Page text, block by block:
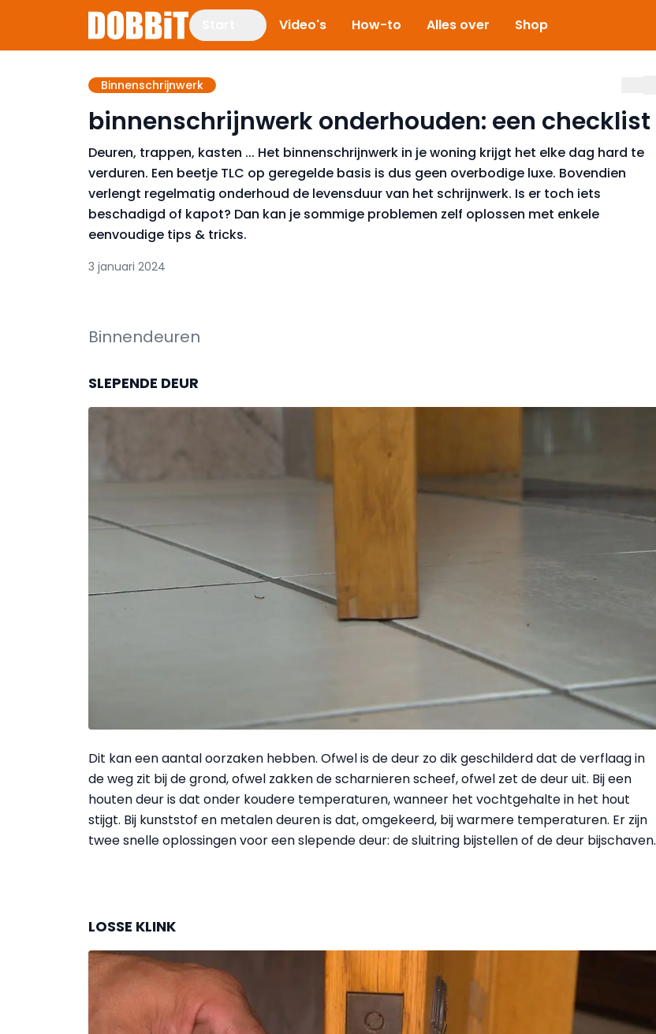
Video's How-to Alles over Shop
Binnenschrijnwerk
binnenschrijnwerk onderhouden: een checklist
Deuren, trappen, kasten ... Het binnenschrijnwerk in je woning krijgt het elke dag hard te
verduren. Een beetje TLC op geregelde basis is dus geen overbodige luxe. Bovendien
verlengt regelmatig onderhoud de levensduur van het schrijnwerk. Is er toch iets
beschadigd of kapot? Dan kan je sommige problemen zelf oplossen met enkele
eenvoudige tips & tricks.
3 januari 2024
Binnendeuren
SLEPENDE DEUR
Dit kan een aantal oorzaken hebben. Ofwel is de deur zo dik geschilderd dat de verflaag in
de weg zit bij de grond, ofwel zakken de scharnieren scheef, ofwel zet de deur uit. Bij een
houten deur is dat onder koudere temperaturen, wanneer het vochtgehalte in het hout
stijgt. Bij kunststof en metalen deuren is dat, omgekeerd, bij warmere temperaturen. Er zijn
twee snelle oplossingen voor een slepende deur: de sluitring bijstellen of de deur bijschaven.
LOSSE KLINK